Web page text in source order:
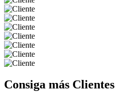
Consiga más Clientes